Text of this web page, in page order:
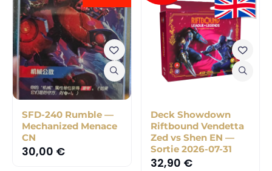
SFD-240 Rumble —
Mechanized Menace
CN
30,00 €
Deck Showdown
Riftbound Vendetta
Zed vs Shen EN —
Sortie 2026-07-31
32,90 €